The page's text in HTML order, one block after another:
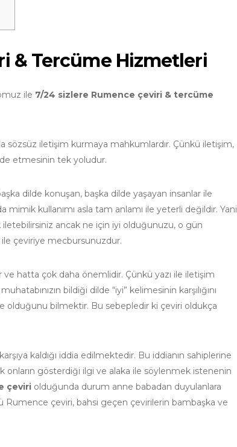
& Tercüme Hizmetleri
ile 7/24 sizlere Rumence çeviri & tercüme
sözsüz iletişim kurmaya mahkumlardır. Çünkü iletişim,
etmesinin tek yoludur.
dilde konuşan, başka dilde yaşayan insanlar ile
kullanımı asla tam anlamı ile yeterli değildir. Yani
ancak ne için iyi olduğunuzu, o gün
ile çeviriye mecbursunuzdur.
ve hatta çok daha önemlidir. Çünkü yazı ile iletişim
bildiği dilde “iyi” kelimesinin karşılığını
olduğunu bilmektir. Bu sebepledir ki çeviri oldukça
kaldığı iddia edilmektedir. Bu iddianın sahiplerine
onların gösterdiği ilgi ve alaka ile söylenmek istenenin
çeviri olduğunda durum anne babadan duyulanlara
Rumence çeviri, bahsi geçen çevirilerin bambaşka ve